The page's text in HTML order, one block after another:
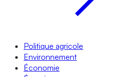
Politique agricole
Environnement
Économie